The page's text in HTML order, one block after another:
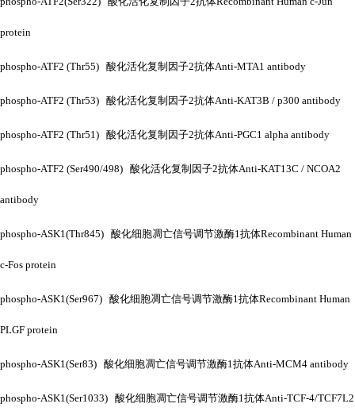
protein
phospho-ATF2 (Thr55) 酸化活化复制因子2抗体Anti-MTA1 antibody
phospho-ATF2 (Thr53) 酸化活化复制因子2抗体Anti-KAT3B / p300 antibody
phospho-ATF2 (Thr51) 酸化活化复制因子2抗体Anti-PGC1 alpha antibody
phospho-ATF2 (Ser490/498) 酸化活化复制因子2抗体Anti-KAT13C / NCOA2
antibody
phospho-ASK1(Thr845) 酸化细胞凋亡信号调节激酶1抗体Recombinant Human
c-Fos protein
phospho-ASK1(Ser967) 酸化细胞凋亡信号调节激酶1抗体Recombinant Human
PLGF protein
phospho-ASK1(Ser83) 酸化细胞凋亡信号调节激酶1抗体Anti-MCM4 antibody
phospho-ASK1(Ser1033) 酸化细胞凋亡信号调节激酶1抗体Anti-TCF-4/TCF7L2